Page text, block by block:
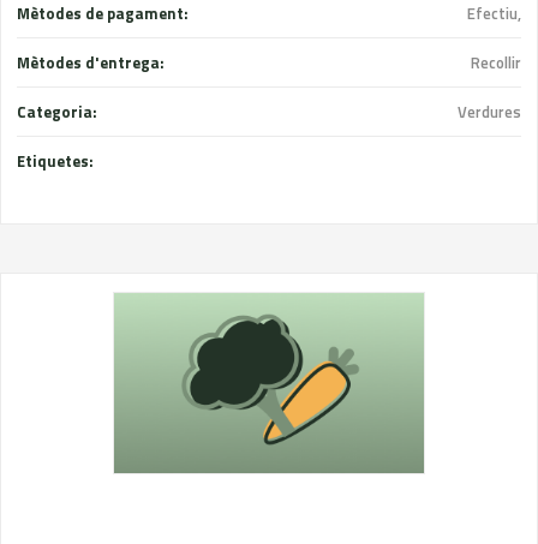
Mètodes de pagament: Efectiu,
Mètodes d'entrega: Recollir
Categoria: Verdures
Etiquetes: